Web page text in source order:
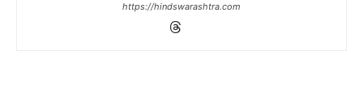
https://hindswarashtra.com